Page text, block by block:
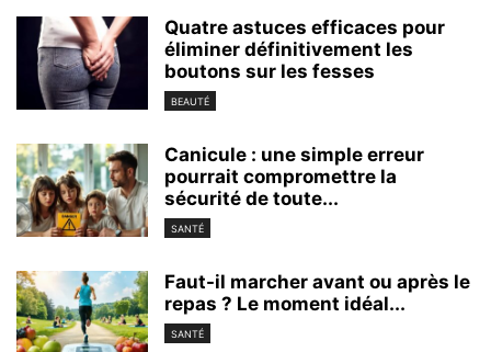
Quatre astuces efficaces pour
éliminer définitivement les
boutons sur les fesses
BEAUTÉ
Canicule : une simple erreur
pourrait compromettre la
sécurité de toute...
SANTÉ
Faut-il marcher avant ou après le
repas ? Le moment idéal...
SANTÉ